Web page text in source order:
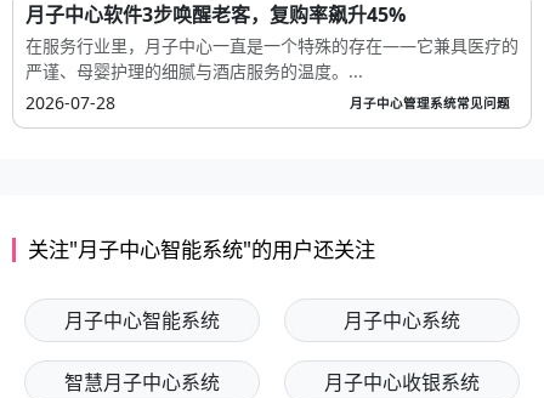
月子中心软件3步唤醒老客，复购率飙升45%
在服务行业里，月子中心一直是一个特殊的存在——它兼具医疗的
严谨、母婴护理的细腻与酒店服务的温度。...
2026-07-28
月子中心管理系统常见问题
关注"月子中心智能系统"的用户还关注
月子中心智能系统 月子中心系统
智慧月子中心系统 月子中心收银系统